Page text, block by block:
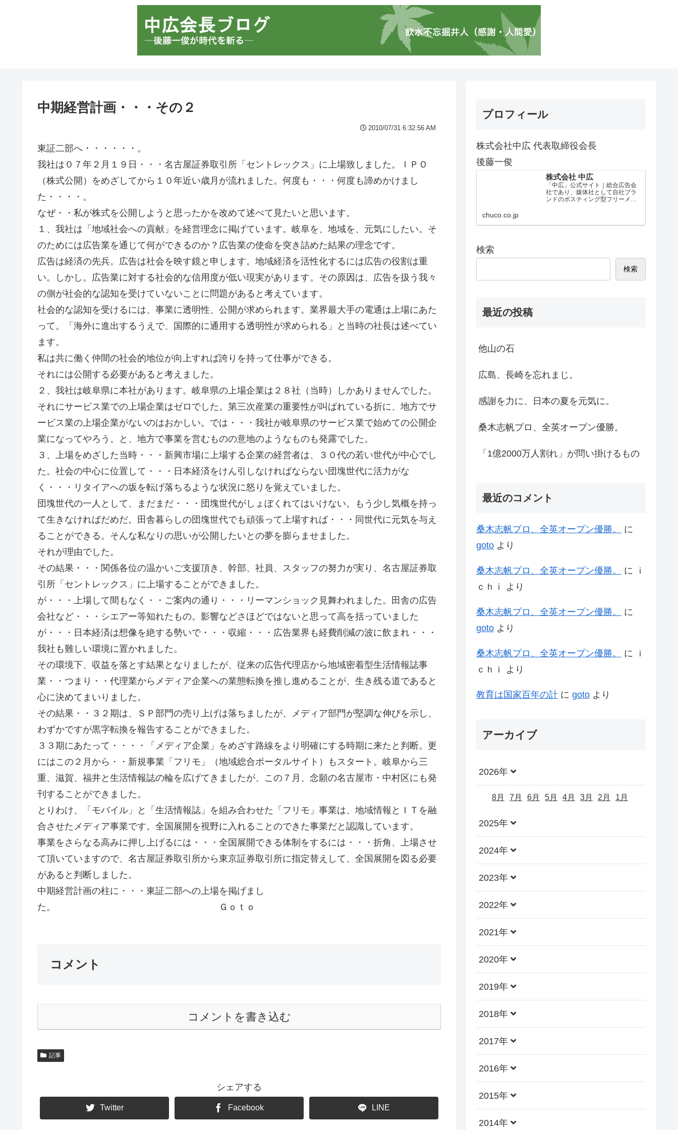
中期経営計画・・・その２
2010/07/31 6:32:56 AM
東証二部へ・・・・・・。
我社は０７年２月１９日・・・名古屋証券取引所「セントレックス」に上場致しました。ＩＰＯ
（株式公開）をめざしてから１０年近い歳月が流れました。何度も・・・何度も諦めかけまし
た・・・・。
なぜ・・私が株式を公開しようと思ったかを改めて述べて見たいと思います。
１、我社は「地域社会への貢献」を経営理念に掲げています。岐阜を、地域を、元気にしたい。そ
のためには広告業を通じて何ができるのか？広告業の使命を突き詰めた結果の理念です。
広告は経済の先兵。広告は社会を映す鏡と申します。地域経済を活性化するには広告の役割は重
い。しかし。広告業に対する社会的な信用度が低い現実があります。その原因は、広告を扱う我々
の側が社会的な認知を受けていないことに問題があると考えています。
社会的な認知を受けるには、事業に透明性、公開が求められます。業界最大手の電通は上場にあた
って。「海外に進出するうえで、国際的に通用する透明性が求められる」と当時の社長は述べてい
ます。
私は共に働く仲間の社会的地位が向上すれば誇りを持って仕事ができる。
それには公開する必要があると考えました。
２、我社は岐阜県に本社があります。岐阜県の上場企業は２８社（当時）しかありませんでした。
それにサービス業での上場企業はゼロでした。第三次産業の重要性が叫ばれている折に、地方でサ
ービス業の上場企業がないのはおかしい。では・・・我社が岐阜県のサービス業で始めての公開企
業になってやろう。と、地方で事業を営むものの意地のようなものも発露でした。
３、上場をめざした当時・・・新興市場に上場する企業の経営者は、３０代の若い世代が中心でし
た。社会の中心に位置して・・・日本経済をけん引しなければならない団塊世代に活力がな
く・・・リタイアへの坂を転げ落ちるような状況に怒りを覚えていました。
団塊世代の一人として、まだまだ・・・団塊世代がしょぼくれてはいけない。もう少し気概を持っ
て生きなければだめだ。田舎暮らしの団塊世代でも頑張って上場すれば・・・同世代に元気を与え
ることができる。そんな私なりの思いが公開したいとの夢を膨らませました。
それが理由でした。
その結果・・・関係各位の温かいご支援頂き、幹部、社員、スタッフの努力が実り、名古屋証券取
引所「セントレックス」に上場することができました。
が・・・上場して間もなく・・ご案内の通り・・・リーマンショック見舞われました。田舎の広告
会社など・・・シエアー等知れたもの。影響などさほどではないと思って高を括っていました
が・・・日本経済は想像を絶する勢いで・・・収縮・・・広告業界も経費削減の波に飲まれ・・・
我社も難しい環境に置かれました。
その環境下、収益を落とす結果となりましたが、従来の広告代理店から地域密着型生活情報誌事
業・・つまり・・代理業からメディア企業への業態転換を推し進めることが、生き残る道であると
心に決めてまいりました。
その結果・・３２期は、ＳＰ部門の売り上げは落ちましたが、メディア部門が堅調な伸びを示し、
わずかですが黒字転換を報告することができました。
３３期にあたって・・・・「メディア企業」をめざす路線をより明確にする時期に来たと判断。更
にはこの２月から・・新規事業「フリモ」（地域総合ポータルサイト）もスタート。岐阜から三
重、滋賀、福井と生活情報誌の輪を広げてきましたが、この７月、念願の名古屋市・中村区にも発
刊することができました。
とりわけ、「モバイル」と「生活情報誌」を組み合わせた「フリモ」事業は、地域情報とＩＴを融
合させたメディア事業です。全国展開を視野に入れることのできた事業だと認識しています。
事業をさらなる高みに押し上げるには・・・全国展開できる体制をするには・・・折角、上場させ
て頂いていますので、名古屋証券取引所から東京証券取引所に指定替えして、全国展開を図る必要
があると判断しました。
中期経営計画の柱に・・・東証二部への上場を掲げまし
た。 Ｇｏｔｏ
コメント
コメントを書き込む
記事
シェアする
Twitter Facebook LINE
プロフィール
株式会社中広 代表取締役会長
後藤一俊
株式会社 中広
「中広」公式サイト｜総合広告会
社であり、媒体社として自社ブラ
ンドのポスティング型フリーメデ
chuco.co.jp
検索
検索
最近の投稿
他山の石
広島、長崎を忘れまじ。
感謝を力に、日本の夏を元気に。
桑木志帆プロ、全英オープン優勝。
「1億2000万人割れ」が問い掛けるもの
最近のコメント
桑木志帆プロ、全英オープン優勝。
に
goto より
桑木志帆プロ、全英オープン優勝。 に
ｉ
ｃｈｉ
より
桑木志帆プロ、全英オープン優勝。
に
goto より
桑木志帆プロ、全英オープン優勝。 に
ｉ
ｃｈｉ
より
教育は国家百年の計 に goto より
アーカイブ
2026年
8月 7月 6月 5月 4月 3月 2月 1月
2025年
2024年
2023年
2022年
2021年
2020年
2019年
2018年
2017年
2016年
2015年
2014年